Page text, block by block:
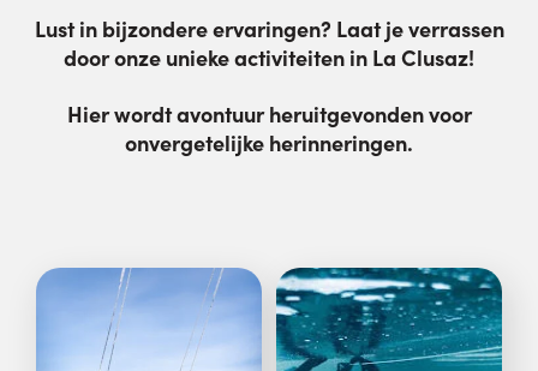
Lust in bijzondere ervaringen? Laat je verrassen
door onze unieke activiteiten in La Clusaz!
Hier wordt avontuur heruitgevonden voor
onvergetelijke herinneringen.